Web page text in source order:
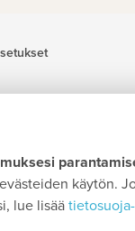
käytön.
lue lisää